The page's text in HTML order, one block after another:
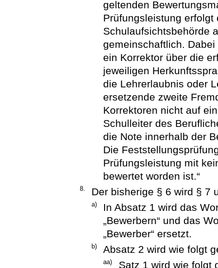
geltenden
Prüfungsleistung erfolgt
Schulaufsichtsbehörde
gemeinschaftlich.
ein Korrektor über die
jeweiligen
die Lehrerlaubnis oder
ersetzende zweite
Korrektoren nicht auf
Schulleiter des
die Note innerhalb der
Die
Prüfungsleistung mit
bewertet worden ist.“
8. Der bisherige § 6 wird § 7
a)
In Absatz 1 wird das
„Bewerbern“ und das
„Bewerber“ ersetzt.
b) Absatz 2 wird wie folgt
aa) Satz 1 wird wie folgt